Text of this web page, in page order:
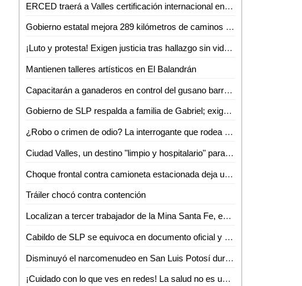
ERCED traerá a Valles certificación internacional en reanimación cardiopulmonar
Gobierno estatal mejora 289 kilómetros de caminos en marzo
¡Luto y protesta! Exigen justicia tras hallazgo sin vida de joven enfermero vallense
Mantienen talleres artísticos en El Balandrán
Capacitarán a ganaderos en control del gusano barrenador
Gobierno de SLP respalda a familia de Gabriel; exigen resultados a la Fiscalía de Valles
¿Robo o crimen de odio? La interrogante que rodea la muerte de Gabriel García Balleza
Ciudad Valles, un destino "limpio y hospitalario" para el turismo nacional: Ana Pelayo
Choque frontal contra camioneta estacionada deja un lesionado en la colonia Obrera
Tráiler chocó contra contención
Localizan a tercer trabajador de la Mina Santa Fe, en Sinaloa
Cabildo de SLP se equivoca en documento oficial y genera confusión en cambio de nombre de avenida
Disminuyó el narcomenudeo en San Luis Potosí durante febrero
¡Cuidado con lo que ves en redes! La salud no es una moda, advierte nutrióloga